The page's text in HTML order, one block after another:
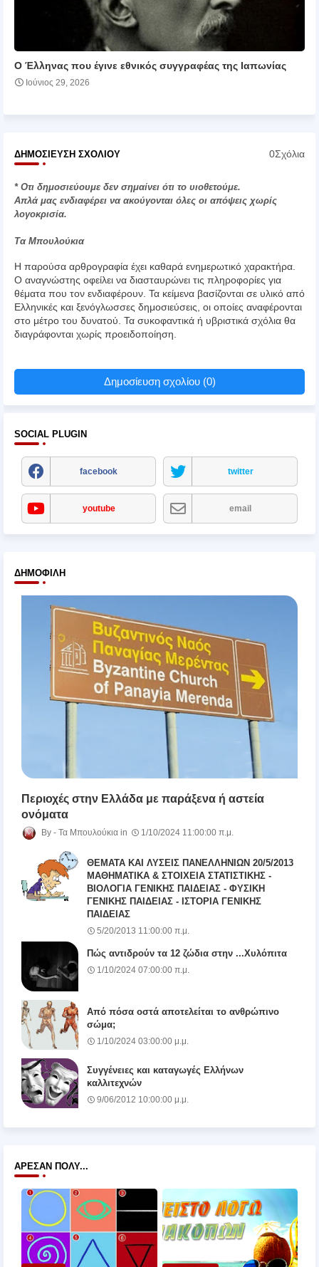
Ο Έλληνας που έγινε εθνικός συγγραφέας της Ιαπωνίας
Ιούνιος 29, 2026
ΔΗΜΟΣΊΕΥΣΗ ΣΧΟΛΊΟΥ 0Σχόλια
* Οτι δημοσιεύουμε δεν σημαίνει ότι το υιοθετούμε.
Απλά μας ενδιαφέρει να ακούγονται όλες οι απόψεις χωρίς
λογοκρισία.
Τα Μπουλούκια
Η παρούσα αρθρογραφία έχει καθαρά ενημερωτικό χαρακτήρα.
Ο αναγνώστης οφείλει να διασταυρώνει τις πληροφορίες για
θέματα που τον ενδιαφέρουν. Τα κείμενα βασίζονται σε υλικό από
Ελληνικές και ξενόγλωσσες δημοσιεύσεις, οι οποίες αναφέρονται
στο μέτρο του δυνατού. Τα συκοφαντικά ή υβριστικά σχόλια θα
διαγράφονται χωρίς προειδοποίηση.
Δημοσίευση σχολίου (0)
SOCIAL PLUGIN
facebook twitter
youtube email
ΔΗΜΟΦΙΛΉ
Περιοχές στην Ελλάδα με παράξενα ή αστεία
ονόματα
Τα Μπουλούκια 1/10/2024 11:00:00 π.μ.
ΘΕΜΑΤΑ ΚΑΙ ΛΥΣΕΙΣ ΠΑΝΕΛΛΗΝΙΩΝ 20/5/2013
ΜΑΘΗΜΑΤΙΚΑ & ΣΤΟΙΧΕΙΑ ΣΤΑΤΙΣΤΙΚΗΣ -
ΒΙΟΛΟΓΙΑ ΓΕΝΙΚΗΣ ΠΑΙΔΕΙΑΣ - ΦΥΣΙΚΗ
ΓΕΝΙΚΗΣ ΠΑΙΔΕΙΑΣ - ΙΣΤΟΡΙΑ ΓΕΝΙΚΗΣ
ΠΑΙΔΕΙΑΣ
5/20/2013 11:00:00 π.μ.
Πώς αντιδρούν τα 12 ζώδια στην ...Χυλόπιτα
1/10/2024 07:00:00 π.μ.
Από πόσα οστά αποτελείται το ανθρώπινο
σώμα;
1/10/2024 03:00:00 μ.μ.
Συγγένειες και καταγωγές Ελλήνων
καλλιτεχνών
9/06/2012 10:00:00 μ.μ.
ΆΡΕΣΑΝ ΠΟΛΎ...